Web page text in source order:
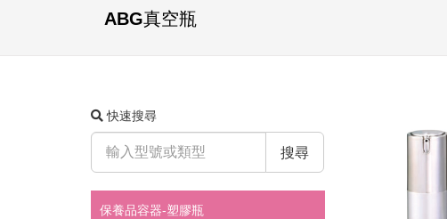
ABG真空瓶
快速搜尋
搜尋
保養品容器-塑膠瓶